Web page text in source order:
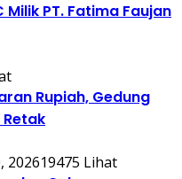
PT. Fatima Faujan
Rupiah, Gedung
202619475 Lihat